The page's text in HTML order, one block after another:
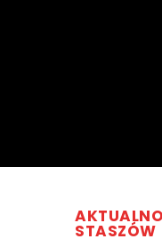
STASZÓW